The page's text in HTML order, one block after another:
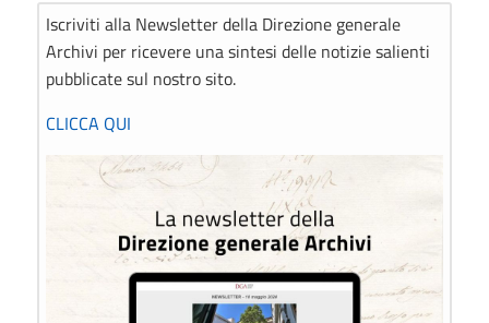
Iscriviti alla Newsletter della Direzione generale
Archivi per ricevere una sintesi delle notizie salienti
pubblicate sul nostro sito.
CLICCA QUI